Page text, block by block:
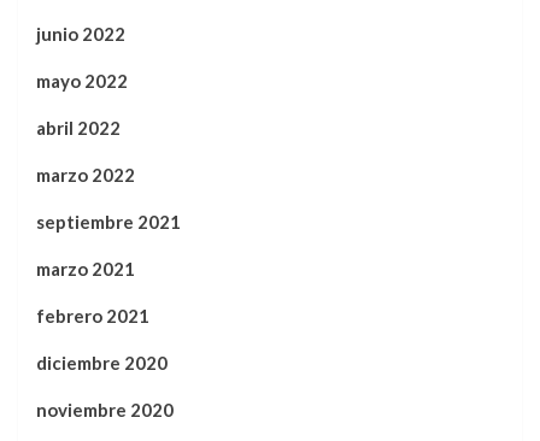
junio 2022
mayo 2022
abril 2022
marzo 2022
septiembre 2021
marzo 2021
febrero 2021
diciembre 2020
noviembre 2020